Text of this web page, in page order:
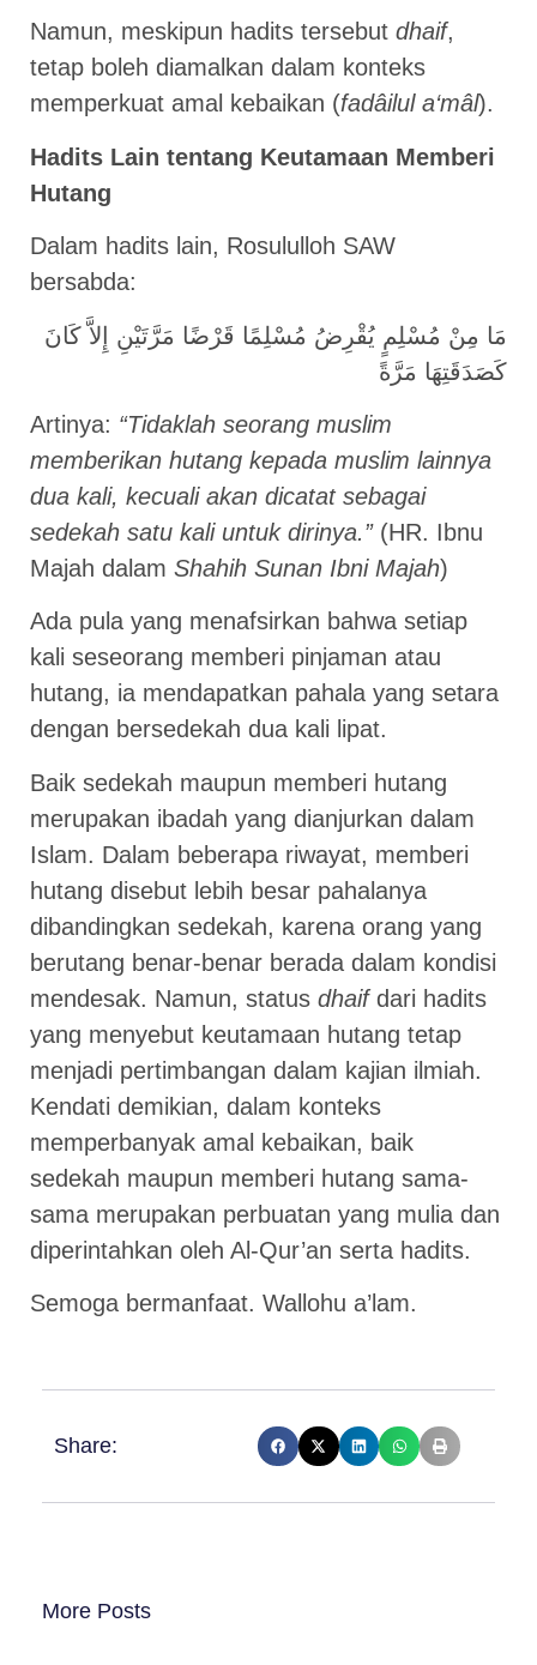
Namun, meskipun hadits tersebut dhaif,
tetap boleh diamalkan dalam konteks
memperkuat amal kebaikan (fadâilul a‘mâl).
Hadits Lain tentang Keutamaan Memberi
Hutang
Dalam hadits lain, Rosululloh SAW
bersabda:
مَا مِنْ مُسْلِمٍ يُقْرِضُ مُسْلِمًا قَرْضًا مَرَّتَيْنِ إِلاَّ كَانَ
كَصَدَقَتِهَا مَرَّةً
Artinya: “Tidaklah seorang muslim
memberikan hutang kepada muslim lainnya
dua kali, kecuali akan dicatat sebagai
sedekah satu kali untuk dirinya.”(HR. Ibnu
Majah dalam Shahih Sunan Ibni Majah)
Ada pula yang menafsirkan bahwa setiap
kali seseorang memberi pinjaman atau
hutang, ia mendapatkan pahala yang setara
dengan bersedekah dua kali lipat.
Baik sedekah maupun memberi hutang
merupakan ibadah yang dianjurkan dalam
Islam. Dalam beberapa riwayat, memberi
hutang disebut lebih besar pahalanya
dibandingkan sedekah, karena orang yang
berutang benar-benar berada dalam kondisi
mendesak. Namun, status dhaifdari hadits
yang menyebut keutamaan hutang tetap
menjadi pertimbangan dalam kajian ilmiah.
Kendati demikian, dalam konteks
memperbanyak amal kebaikan, baik
sedekah maupun memberi hutang sama-
sama merupakan perbuatan yang mulia dan
diperintahkan oleh Al-Qur’an serta hadits.
Semoga bermanfaat. Wallohu a’lam.
Share:
More Posts